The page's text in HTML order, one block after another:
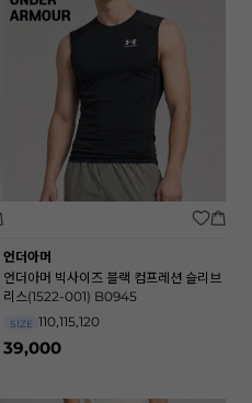
언더아머
언더아머 빅사이즈 블랙 컴프레션 슬리브
리스(1522-001) B0945
SIZE 110,115,120
39,000